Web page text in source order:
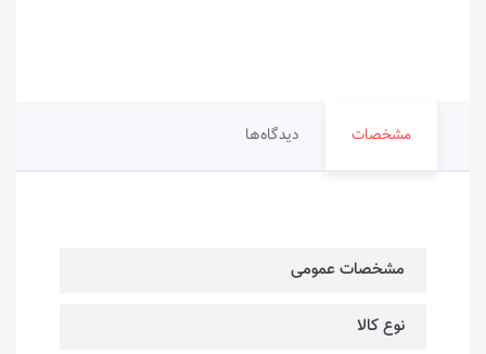
مشخصات دیدگاه‌ها
مشخصات عمومی
نوع کالا